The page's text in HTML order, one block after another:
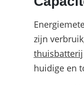
zijn
thuisbatterij
huidige en